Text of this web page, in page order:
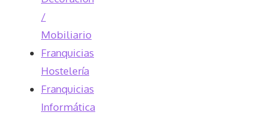
/
Mobiliario
Franquicias
Hostelería
Franquicias
Informática